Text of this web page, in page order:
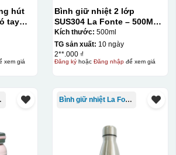
Nhược điểm
rất tốt,
hoặc rất khó khắn
về tẩy xoá
decal
không
hút
xem giá
Bình giữ nhiệt 2 lớp
SUS304 La Fonte – 500ML –
012737
Kích thước: 500ml
TG sản xuất: 10 ngày
2**.000 ₫
Đăng kýhoặc Đăng nhậpđể xem giá
Bình giữ nhiệt La Fonte